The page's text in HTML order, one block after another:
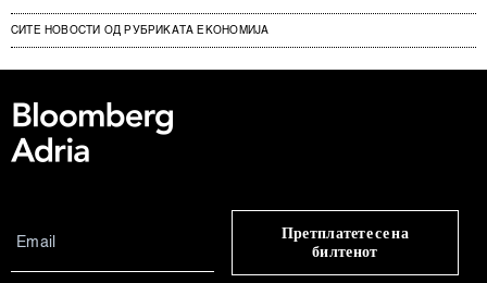
СИТЕ НОВОСТИ ОД РУБРИКАТА ЕКОНОМИЈА
Претплатете се на
билтенот